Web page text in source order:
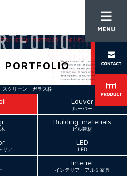
PORTFOLIO
クリーン ガラス枠
Louver
ルーバー
Building-materials
ビル建材
リア
LED
LED
Interier
インテリア アルミ家具